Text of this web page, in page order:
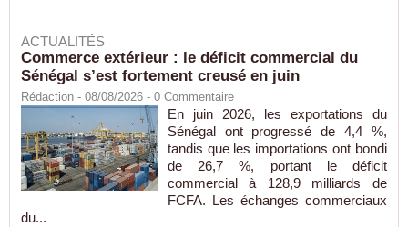
ACTUALITÉS
Commerce extérieur : le déficit commercial du
Sénégal s’est fortement creusé en juin
Rédaction - 08/08/2026 - 0 Commentaire
En juin 2026, les exportations du
Sénégal ont progressé de 4,4 %,
tandis que les importations ont bondi
de 26,7 %, portant le déficit
commercial à 128,9 milliards de
FCFA. Les échanges commerciaux
du...